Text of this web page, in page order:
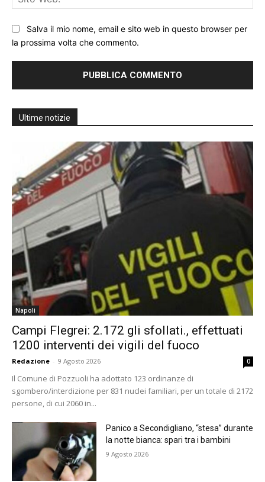
Salva il mio nome, email e sito web in questo browser per
la prossima volta che commento.
Ultime notizie
Napoli
Campi Flegrei: 2.172 gli sfollati., effettuati
1200 interventi dei vigili del fuoco
Redazione - 9 Agosto 2026 0
Il Comune di Pozzuoli ha adottato 123 ordinanze di
sgombero/interdizione per 831 nuclei familiari, per un totale di 2172
persone, di cui 2060 in...
Panico a Secondigliano, “stesa” durante
la notte bianca: spari tra i bambini
9 Agosto 2026